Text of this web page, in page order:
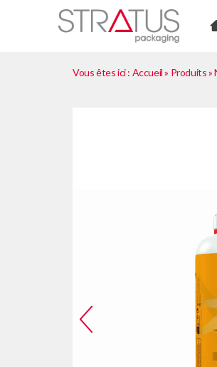
Vous êtes ici : Accueil» Produits»